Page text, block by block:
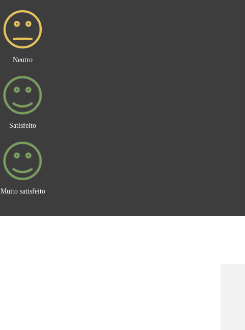
Neutro
Satisfeito
Muito satisfeito